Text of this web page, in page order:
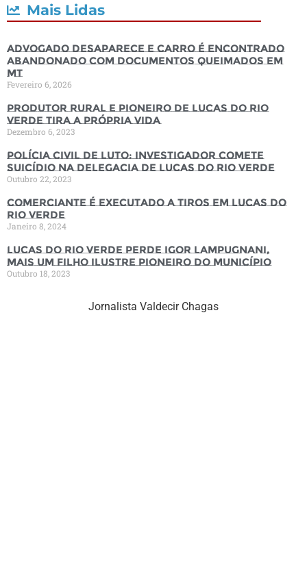
Mais Lidas
Advogado desaparece e carro é encontrado
abandonado com documentos queimados em
MT
Fevereiro 6, 2026
Produtor rural e pioneiro de Lucas do Rio
Verde tira a própria vida
Dezembro 6, 2023
Polícia Civil de luto: Investigador comete
suicídio na Delegacia de Lucas do Rio Verde
Outubro 22, 2023
Comerciante é executado a tiros em Lucas do
Rio Verde
Janeiro 8, 2024
Lucas do Rio Verde perde Igor Lampugnani,
mais um filho ilustre pioneiro do município
Outubro 18, 2023
Jornalista Valdecir Chagas